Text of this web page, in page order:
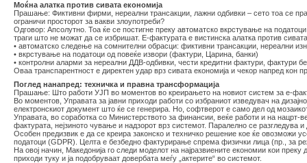
Моќна алатка против сивата економија
Прашање: Фиктивни фирми, нереални трансакции, лажни одбивки – сето тоа се
ограничи просторот за вакви злоупотреби?
Одговор: Апсолутно. Тоа ќе се постигне преку автоматско вкрстување на
траги што не можат да се избришат. Е-фактурата е вистинска алатка против
• автоматско следење на сомнителни обрасци: фиктивни трансакции, нереални
• вкрстување на податоци од повеќе извори (фактури, Царина, банки)
• контролни аларми за нереални ДДВ-одбивки, чести кредитни фактури, фактури
Оваа транспарентност е директен удар врз сивата економија и чекор напред кон
Поглед нанапред: техничка и правна трансформација
Прашање: Што работи УЈП во моментов во креирањето на новиот систем за е-
Во моментов, Управата за јавни приходи работи со избраниот изведувач на
електронскиот документ што ќе се генерира. Но, софтверот е само дел од
Управата, во соработка со Министерството за финансии, веќе работи и на нацрт-
фактурата, нејзиното чување и надзорот врз системот. Паралелно се разгледува и
Особен предизвик е да се креира законско и техничко решение кое ќе овозможи
податоци (GDPR). Целта е безбедно фактурирање спрема физички лица (пр., за
На овој начин, Македонија го следи моделот на најразвиените економии кои
приходи туку и ја подобруваат довербата меѓу „актерите“ во системот.